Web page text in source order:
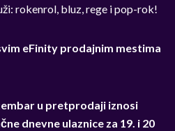
rokenrol, bluz, rege i pop-rok!
eFinity prodajnim mestima
u pretprodaji iznosi
dnevne ulaznice za 19. i 20